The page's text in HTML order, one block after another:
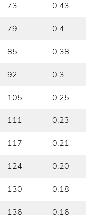
73 0.43
79 0.4
85 0.38
92 0.3
105 0.25
111 0.23
117 0.21
124 0.20
130 0.18
136 0.16